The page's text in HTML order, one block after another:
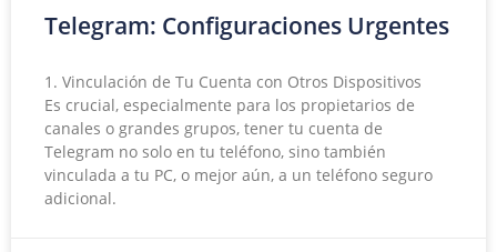
Telegram: Configuraciones Urgentes
1. Vinculación de Tu Cuenta con Otros Dispositivos
Es crucial, especialmente para los propietarios de
canales o grandes grupos, tener tu cuenta de
Telegram no solo en tu teléfono, sino también
vinculada a tu PC, o mejor aún, a un teléfono seguro
adicional.